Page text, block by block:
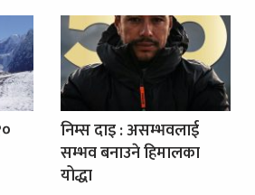
निम्स दाइ : असम्भवलाई
सम्भव बनाउने हिमालका
योद्धा